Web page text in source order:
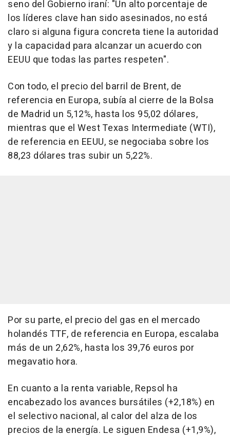
seno del Gobierno iraní: "Un alto porcentaje de
los líderes clave han sido asesinados, no está
claro si alguna figura concreta tiene la autoridad
y la capacidad para alcanzar un acuerdo con
EEUU que todas las partes respeten".
Con todo, el precio del barril de Brent, de
referencia en Europa, subía al cierre de la Bolsa
de Madrid un 5,12%, hasta los 95,02 dólares,
mientras que el West Texas Intermediate (WTI),
de referencia en EEUU, se negociaba sobre los
88,23 dólares tras subir un 5,22%.
Por su parte, el precio del gas en el mercado
holandés TTF, de referencia en Europa, escalaba
más de un 2,62%, hasta los 39,76 euros por
megavatio hora.
En cuanto a la renta variable, Repsol ha
encabezado los avances bursátiles (+2,18%) en
el selectivo nacional, al calor del alza de los
precios de la energía. Le siguen Endesa (+1,9%),